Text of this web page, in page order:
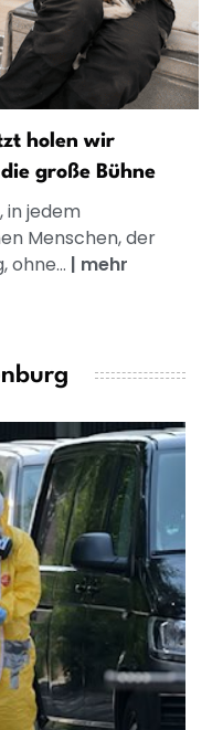
holen wir
große Bühne
in jedem
Menschen, der
ohne... | mehr